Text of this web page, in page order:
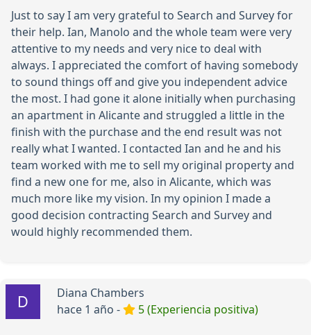
Just to say I am very grateful to Search and Survey for
their help. Ian, Manolo and the whole team were very
attentive to my needs and very nice to deal with
always. I appreciated the comfort of having somebody
to sound things off and give you independent advice
the most. I had gone it alone initially when purchasing
an apartment in Alicante and struggled a little in the
finish with the purchase and the end result was not
really what I wanted. I contacted Ian and he and his
team worked with me to sell my original property and
find a new one for me, also in Alicante, which was
much more like my vision. In my opinion I made a
good decision contracting Search and Survey and
would highly recommended them.
Diana Chambers
hace 1 año -
5 (Experiencia positiva)